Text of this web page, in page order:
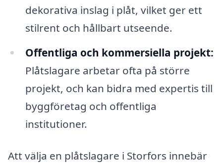
dekorativa inslag i plåt, vilket ger ett
stilrent och hållbart utseende.
Offentliga och kommersiella projekt:
Plåtslagare arbetar ofta på större
projekt, och kan bidra med expertis till
byggföretag och offentliga
institutioner.
Att välja en plåtslagare i Storfors innebär